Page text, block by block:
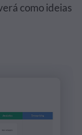
como ideias